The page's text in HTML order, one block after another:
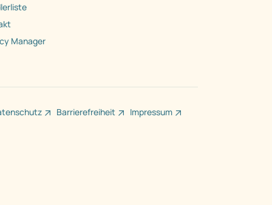
Manager
Barrierefreiheit Impressum